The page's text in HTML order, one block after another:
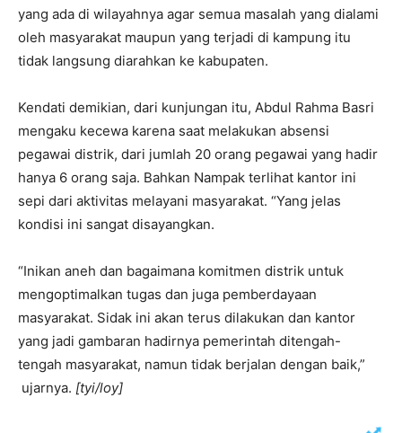
yang ada di wilayahnya agar semua masalah yang dialami
oleh masyarakat maupun yang terjadi di kampung itu
tidak langsung diarahkan ke kabupaten.
Kendati demikian, dari kunjungan itu, Abdul Rahma Basri
mengaku kecewa karena saat melakukan absensi
pegawai distrik, dari jumlah 20 orang pegawai yang hadir
hanya 6 orang saja. Bahkan Nampak terlihat kantor ini
sepi dari aktivitas melayani masyarakat. “Yang jelas
kondisi ini sangat disayangkan.
“Inikan aneh dan bagaimana komitmen distrik untuk
mengoptimalkan tugas dan juga pemberdayaan
masyarakat. Sidak ini akan terus dilakukan dan kantor
yang jadi gambaran hadirnya pemerintah ditengah-
tengah masyarakat, namun tidak berjalan dengan baik,”
ujarnya. [tyi/loy]